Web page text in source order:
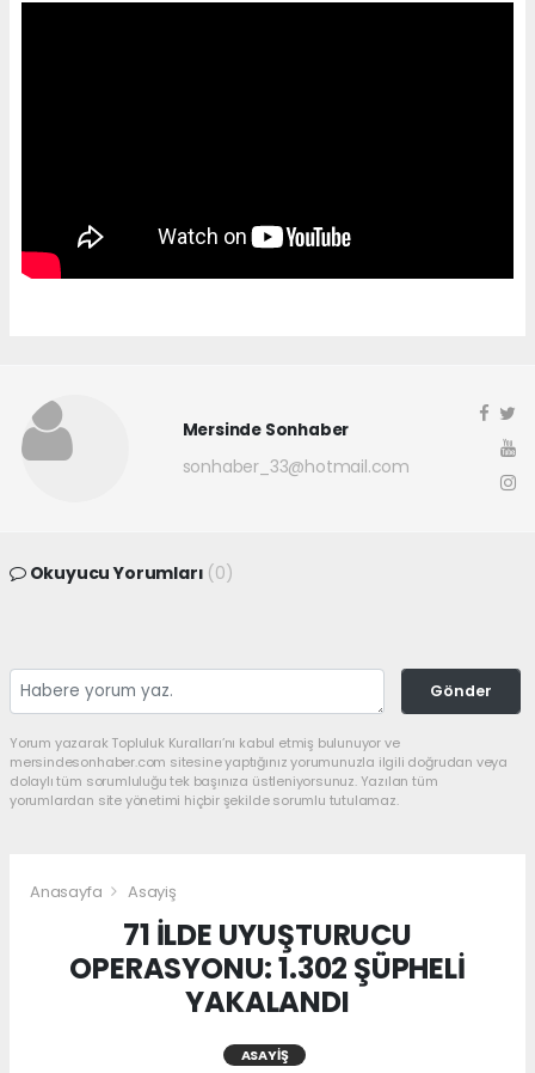
Mersinde Sonhaber
sonhaber_33@hotmail.com
Okuyucu Yorumları (0)
Gönder
Yorum yazarak Topluluk Kuralları’nı kabul etmiş bulunuyor ve
mersindesonhaber.com sitesine yaptığınız yorumunuzla ilgili doğrudan veya
dolaylı tüm sorumluluğu tek başınıza üstleniyorsunuz. Yazılan tüm
yorumlardan site yönetimi hiçbir şekilde sorumlu tutulamaz.
Anasayfa Asayiş
71 İLDE UYUŞTURUCU
OPERASYONU: 1.302 ŞÜPHELİ
YAKALANDI
ASAYIŞ